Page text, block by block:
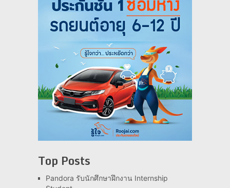
Top Posts
Pandora รับนักศึกษาฝึกงาน Internship